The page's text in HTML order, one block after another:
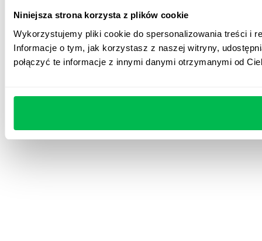
Niniejsza strona korzysta z plików cookie
Wykorzystujemy pliki cookie do spersonalizowania treści i
Informacje o tym, jak korzystasz z naszej witryny,
połączyć te informacje z innymi danymi otrzymanymi od